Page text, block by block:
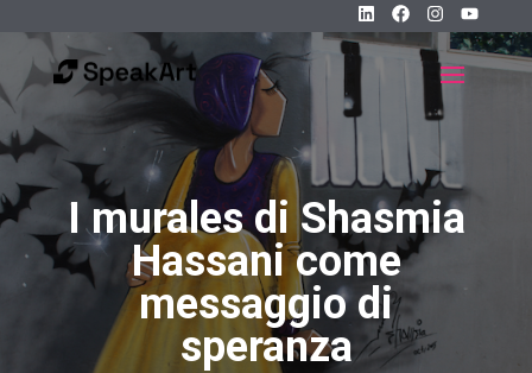
I murales di Shasmia
Hassani come
messaggio di
speranza